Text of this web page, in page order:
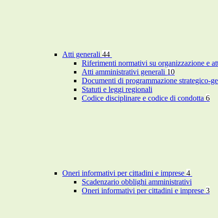
Atti generali 44
Riferimenti normativi su organizzazione e
Atti amministrativi generali 10
Documenti di programmazione strategico-
Statuti e leggi regionali
Codice disciplinare e codice di condotta 6
Oneri informativi per cittadini e imprese 4
Scadenzario obblighi amministrativi
Oneri informativi per cittadini e imprese 3